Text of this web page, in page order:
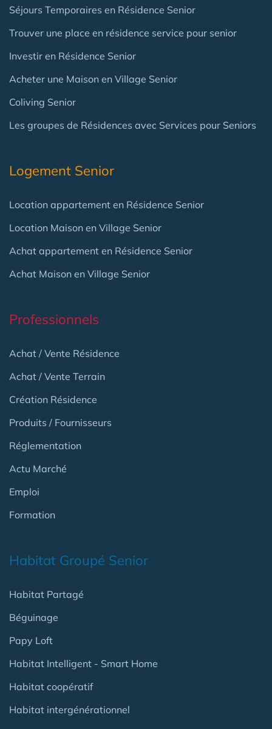
Séjours Temporaires en Résidence Senior
Trouver une place en résidence service pour senior
Investir en Résidence Senior
Acheter une Maison en Village Senior
Coliving Senior
Les groupes de Résidences avec Services pour Seniors
Logement Senior
Location appartement en Résidence Senior
Location Maison en Village Senior
Achat appartement en Résidence Senior
Achat Maison en Village Senior
Professionnels
Achat / Vente Résidence
Achat / Vente Terrain
Création Résidence
Produits / Fournisseurs
Réglementation
Actu Marché
Emploi
Formation
Habitat Groupé Senior
Habitat Partagé
Béguinage
Papy Loft
Habitat Intelligent - Smart Home
Habitat coopératif
Habitat intergénérationnel